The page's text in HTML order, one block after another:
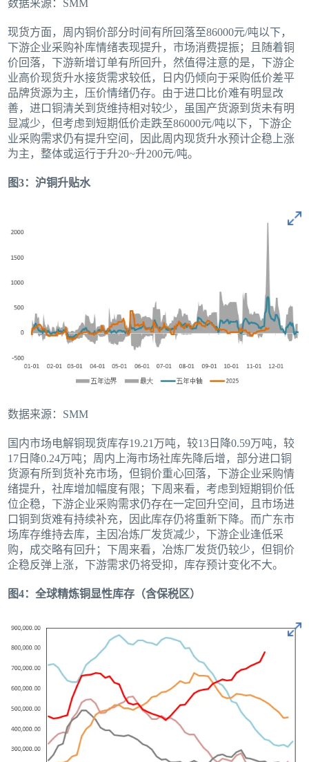
数据来源：SMM
现货方面，周内铜价部分时间有所回落至86000元/吨以下，
下游企业采购补库情绪表现提升，市场消费提振；且随着铜
价回落，下游新增订单有所回升，然值得注意的是，下游企
业高价现货升水接货需求较低，日内仍倾向于采购低价差平
品牌货源为主，压价情绪仍存。由于进口比价难有明显改
善，进口铜清关到货维持相对较少，虽国产货源到货未有明
显减少，但考虑到短期低价走跌至86000元/吨以下，下游企
业采购需求仍有提升空间，因此周内现货升水预计企稳上涨
为主，整体或运行于升20~升200元/吨。
图3：沪铜升贴水
数据来源：SMM
国内市场电解铜现货库存19.21万吨，较13日降0.59万吨，较
17日降0.24万吨；周内上海市场社库先降后增，部分进口铜
货源有所到货补充市场，但铜价重心回落，下游企业采购情
绪提升，社库增加幅度有限；下周来看，考虑到短期铜价低
位企稳，下游企业采购需求仍存在一定回升空间，且市场进
口铜到货难有持续补充，因此库存仍将重新下降。而广东市
场库存维持去库，主因冶炼厂发货减少，下游企业逢低采
购，成交略有回升；下周来看，冶炼厂发货仍较少，但铜价
企稳反弹上涨，下游需求仍将受抑，库存预计变化不大。
图4：全球精炼铜显性库存（含保税区）